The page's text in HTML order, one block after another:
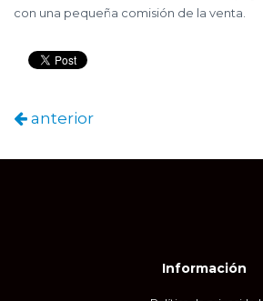
con una pequeña comisión de la venta.
anterior
Información